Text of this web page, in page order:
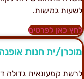
גמישות.
כאן לפרטים
ית חנות אופנה בתל
קמעונאית גדולה